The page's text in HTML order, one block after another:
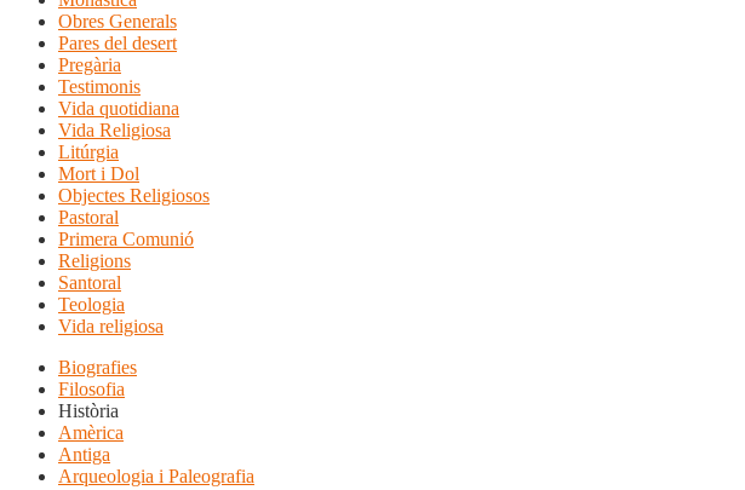
Obres Generals
Pares del desert
Pregària
Testimonis
Vida quotidiana
Vida Religiosa
Litúrgia
Mort i Dol
Objectes Religiosos
Pastoral
Primera Comunió
Religions
Santoral
Teologia
Vida religiosa
Biografies
Filosofia
Història
Amèrica
Antiga
Arqueologia i Paleografia